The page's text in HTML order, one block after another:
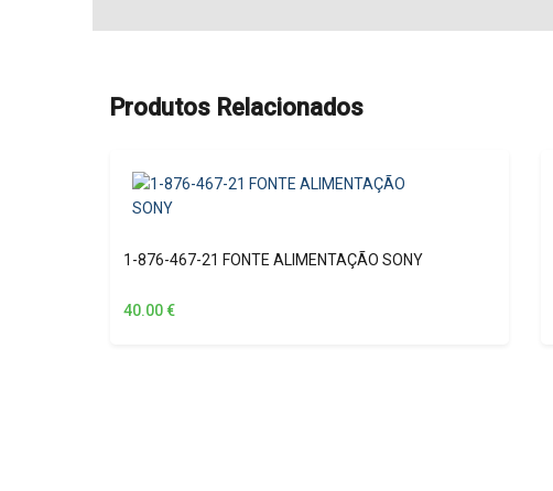
Produtos Relacionados
1-876-467-21 FONTE ALIMENTAÇÃO SONY
40.00€